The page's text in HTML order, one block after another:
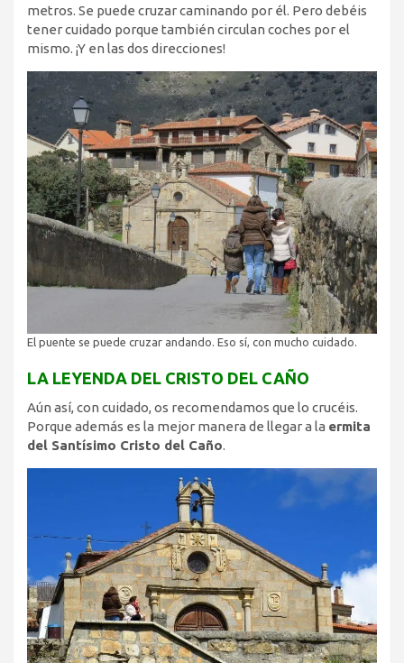
metros. Se puede cruzar caminando por él. Pero debéis
tener cuidado porque también circulan coches por el
mismo. ¡Y en las dos direcciones!
El puente se puede cruzar andando. Eso sí, con mucho cuidado.
LA LEYENDA DEL CRISTO DEL CAÑO
Aún así, con cuidado, os recomendamos que lo crucéis.
Porque además es la mejor manera de llegar a la ermita
del Santísimo Cristo del Caño.